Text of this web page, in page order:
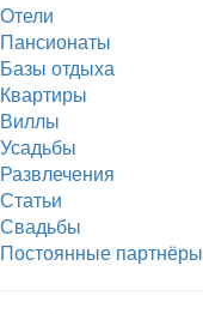
Отели
Пансионаты
Базы отдыха
Квартиры
Виллы
Усадьбы
Развлечения
Статьи
Свадьбы
Постоянные партнёры